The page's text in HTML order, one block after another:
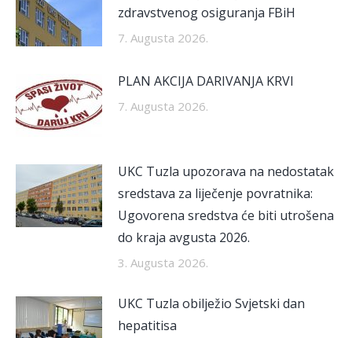
zdravstvenog osiguranja FBiH
7. Augusta 2026.
PLAN AKCIJA DARIVANJA KRVI
7. Augusta 2026.
UKC Tuzla upozorava na nedostatak
sredstava za liječenje povratnika:
Ugovorena sredstva će biti utrošena
do kraja avgusta 2026.
3. Augusta 2026.
UKC Tuzla obilježio Svjetski dan
hepatitisa